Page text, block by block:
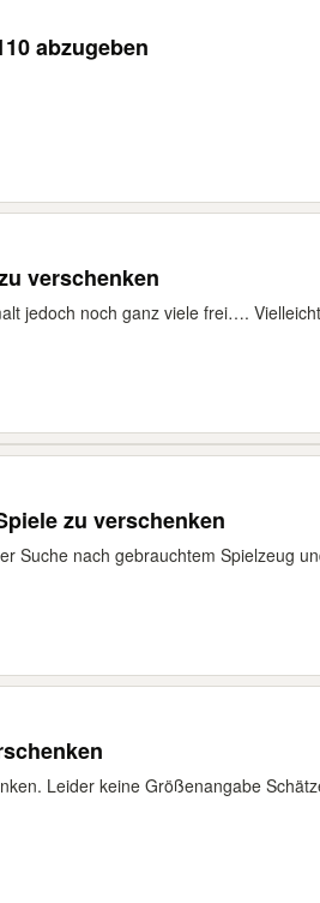
abzugeben
verschenken
jedoch noch ganz viele frei….
zu verschenken
Suche nach gebrauchtem Spielzeug
Leider keine Größenangabe